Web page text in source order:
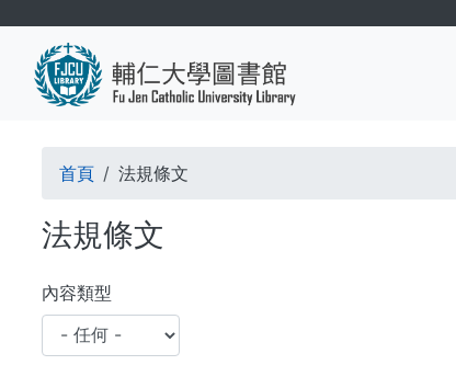
導
航
連
結
首頁 法規條文
法規條文
內容類型